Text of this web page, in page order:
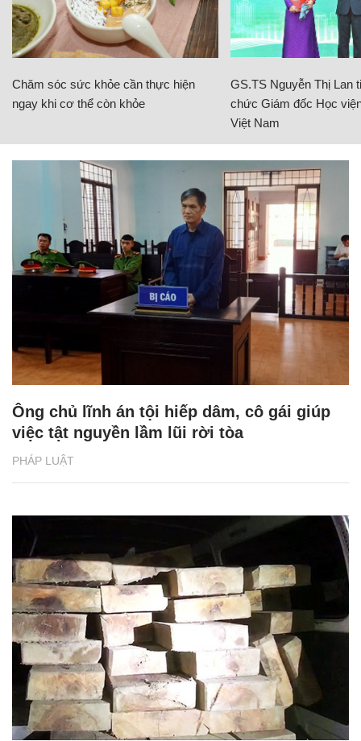
Chăm sóc sức khỏe cần thực hiện
ngay khi cơ thể còn khỏe
GS.TS Nguyễn Thị Lan
chức Giám đốc Học
Việt Nam
PHÁP LUẬT
Ông chủ lĩnh án tội hiếp dâm, cô gái giúp
việc tật nguyền lầm lũi rời tòa